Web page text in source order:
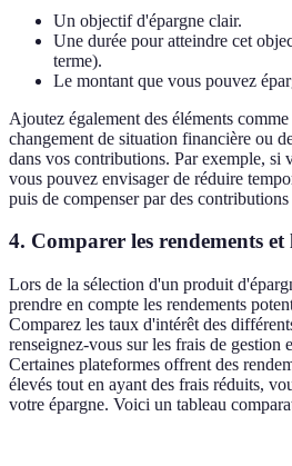
Un objectif d'épargne clair.
Une durée pour atteindre cet
terme).
Le montant que vous pouvez
Ajoutez également des éléments
changement de situation financière ou
dans vos contributions. Par exemple, si
vous pouvez envisager de réduire
puis de compenser par des
4. Comparer les rendements et
Lors de la sélection d'un produit
prendre en compte les rendements
Comparez les taux d'intérêt des
renseignez-vous sur les frais de gestion
Certaines plateformes offrent des
élevés tout en ayant des frais réduits,
votre épargne. Voici un tableau